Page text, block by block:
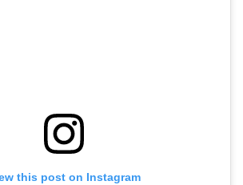
this post on Instagram